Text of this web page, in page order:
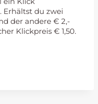
du zwei
der andere € 2,-
Klickpreis € 1,50.